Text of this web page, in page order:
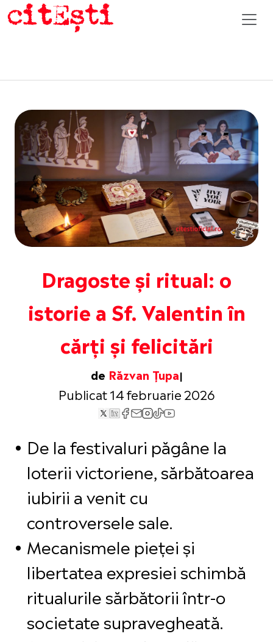
Dragoste și ritual: o
istorie a Sf. Valentin în
cărți și felicitări
de Răzvan Țupa
Publicat 14 februarie 2026
De la festivaluri păgâne la
loterii victoriene, sărbătoarea
iubirii a venit cu
controversele sale.
Mecanismele pieței și
libertatea expresiei schimbă
ritualurile sărbătorii într-o
societate supravegheată.